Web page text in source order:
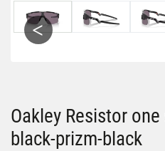
Oakley Resistor
black-prizm-black